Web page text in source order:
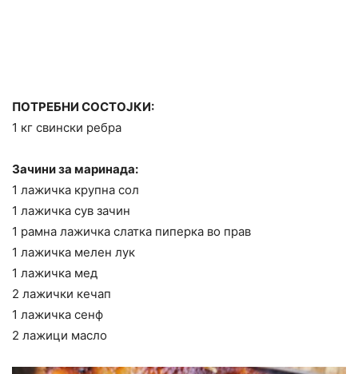
ПОТРЕБНИ СОСТОЈКИ:
1 кг свински ребра
Зачини за маринада:
1 лажичка крупна сол
1 лажичка сув зачин
1 рамна лажичка слатка пиперка во прав
1 лажичка мелен лук
1 лажичка мед
2 лажички кечап
1 лажичка сенф
2 лажици масло